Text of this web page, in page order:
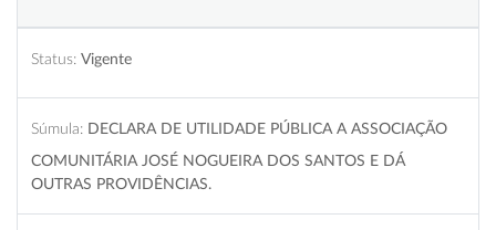
Status: Vigente
Súmula: DECLARA DE UTILIDADE PÚBLICA A ASSOCIAÇÃO
COMUNITÁRIA JOSÉ NOGUEIRA DOS SANTOS E DÁ
OUTRAS PROVIDÊNCIAS.